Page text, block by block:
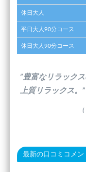
休日大人
平日大人90分コース
休日大人90分コース
”豊富なリラック
上質リラックス。”
(
最新の口コミコメン